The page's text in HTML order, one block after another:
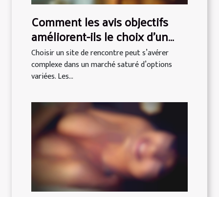
Comment les avis objectifs
améliorent-ils le choix d'un
site de rencontre ?
Choisir un site de rencontre peut s’avérer
complexe dans un marché saturé d’options
variées. Les...